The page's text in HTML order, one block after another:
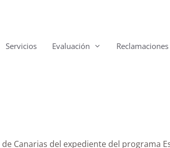
Servicios Evaluación Reclamaciones
Canarias del expediente del